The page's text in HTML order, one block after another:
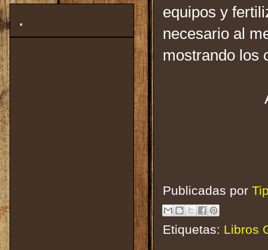
equipos y
necesario al
mostrando los
Publicadas por
Etiquetas: Libros
.